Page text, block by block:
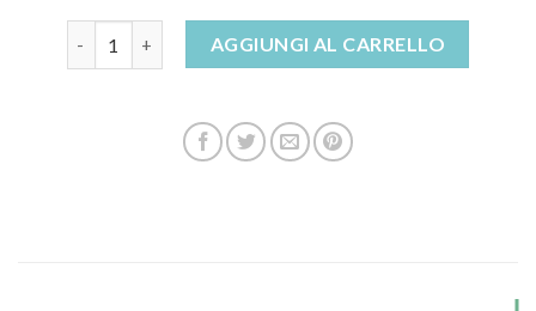
stivaletti chelsea donna quantità
AGGIUNGI AL CARRELLO